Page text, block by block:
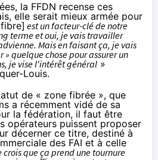
la FFDN recense ces
elle serait mieux armée pour
] est un facteur-clé de notre
terme et oui, je vais travailler
Mais en faisant ça, je vais
quelque chose pour assurer un
je vise l'intérêt général »
Louis.
de « zone fibrée », que
a récemment vidé de sa
la fédération, il faut être
opérateurs puissent proposer
décerner ce titre, destiné à
des FAI et à celle
crois que ça prend une tournure